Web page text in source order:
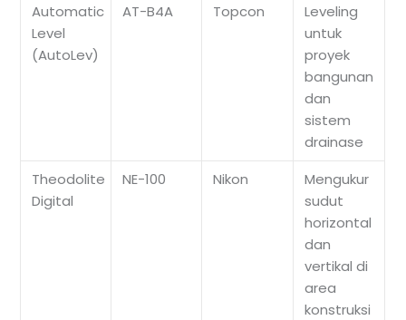
Automatic
Level
(AutoLev)
AT-B4A Topcon
Leveling
untuk
proyek
bangunan
dan
sistem
drainase
Theodolite
Digital
NE-100 Nikon
Mengukur
sudut
horizontal
dan
vertikal di
area
konstruksi